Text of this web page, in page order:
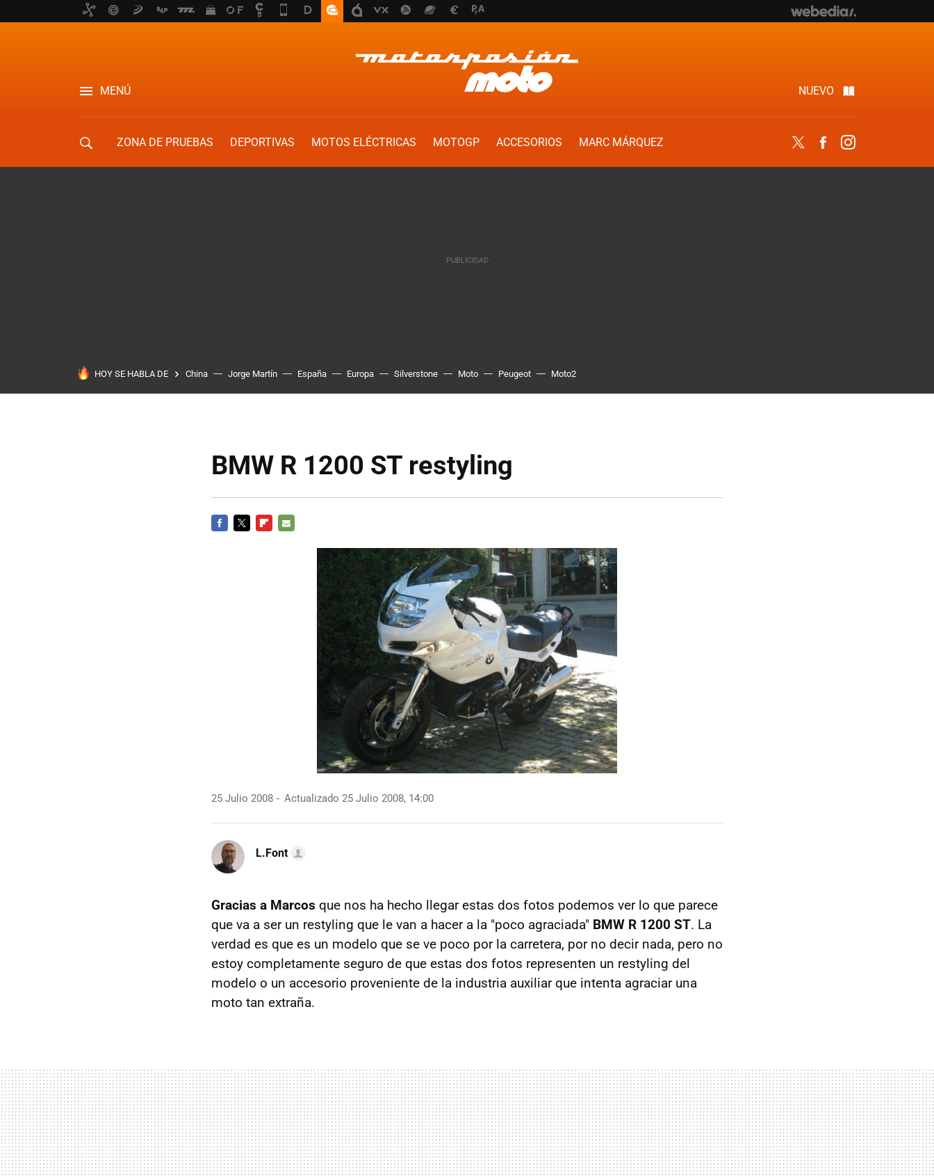
MENÚ NUEVO
ZONA DE PRUEBAS DEPORTIVAS MOTOS ELÉCTRICAS MOTOGP ACCESORIOS
MARC MÁRQUEZ
Twitter Facebook
HOY SE HABLA DE China Jorge Martín España Europa Silverstone Moto Peugeot Moto2
BMW R 1200 ST restyling
25 Julio 2008 Actualizado 25 Julio 2008, 14:00
L.Font
Gracias a Marcos que nos ha hecho llegar estas dos fotos podemos ver lo que parece
que va a ser un restyling que le van a hacer a la "poco agraciada" BMW R 1200 ST. La
verdad es que es un modelo que se ve poco por la carretera, por no decir nada, pero no
estoy completamente seguro de que estas dos fotos representen un restyling del
modelo o un accesorio proveniente de la industria auxiliar que intenta agraciar una
moto tan extraña.